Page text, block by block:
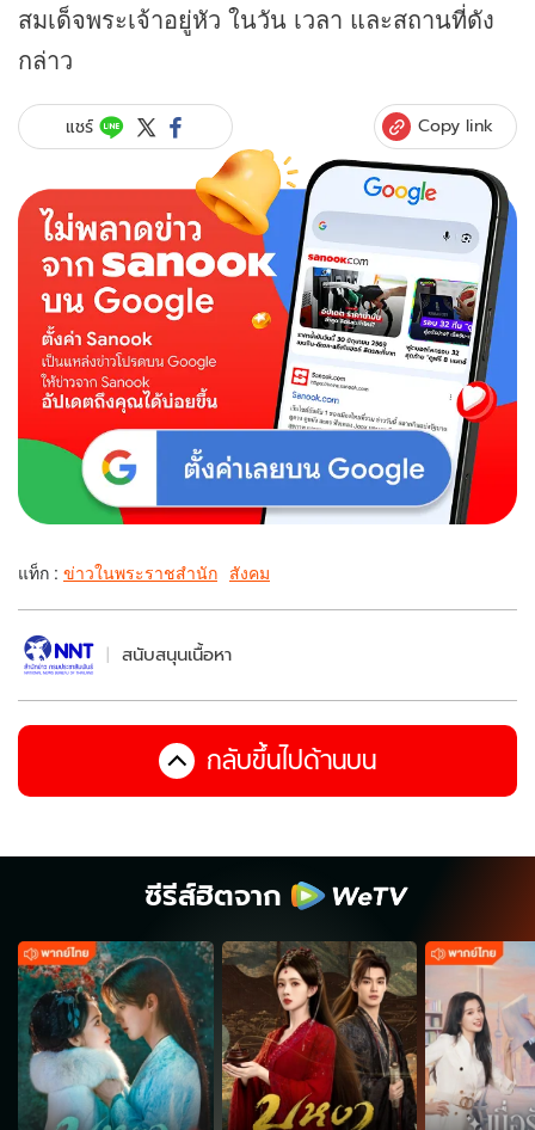
สมเด็จพระเจ้าอยู่หัว ในวัน เวลา และสถานที่ดัง
กล่าว
แชร์ Copy link
แท็ก : ข่าวในพระราชสำนัก สังคม
สนับสนุนเนื้อหา
กลับขึ้นไปด้านบน
ซีรีส์ฮิตจาก